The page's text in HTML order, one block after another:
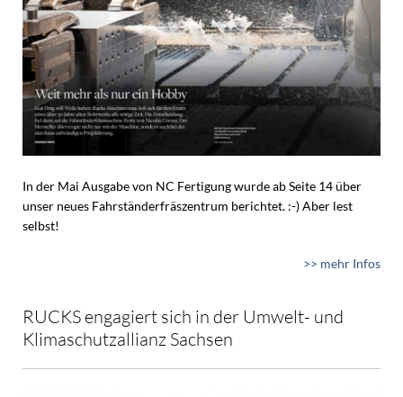
In der Mai Ausgabe von NC Fertigung wurde ab Seite 14 über
unser neues Fahrständerfräszentrum berichtet. :-) Aber lest
selbst!
>> mehr Infos
RUCKS engagiert sich in der Umwelt- und
Klimaschutzallianz Sachsen